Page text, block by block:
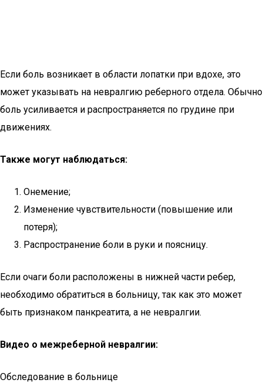
Если боль возникает в области лопатки при вдохе, это
может указывать на невралгию реберного отдела. Обычно
боль усиливается и распространяется по грудине при
движениях.
Также могут наблюдаться:
Онемение;
Изменение чувствительности (повышение или
потеря);
Распространение боли в руки и поясницу.
Если очаги боли расположены в нижней части ребер,
необходимо обратиться в больницу, так как это может
быть признаком панкреатита, а не невралгии.
Видео о межреберной невралгии:
Обследование в больнице